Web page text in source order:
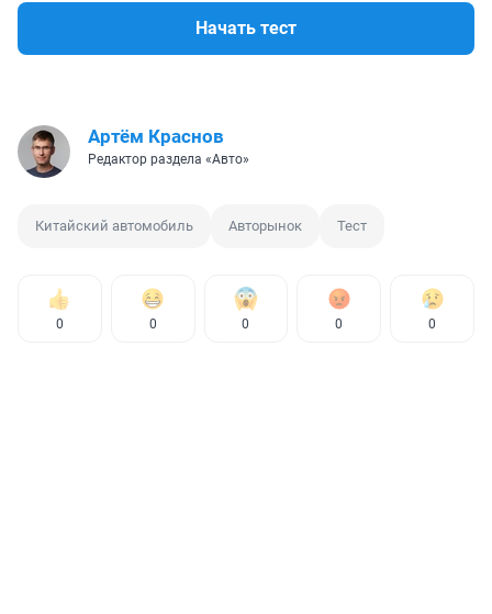
Начать тест
Артём Краснов
Редактор раздела «Авто»
Китайский автомобиль Авторынок Тест
0 0 0 0 0